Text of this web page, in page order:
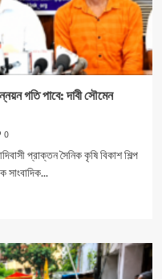
গতি পাবে: দাবী সৌমেন
0
প্রাক্তন সৈনিক কৃষি বিকাশ শিল্প
সাংবাদিক...